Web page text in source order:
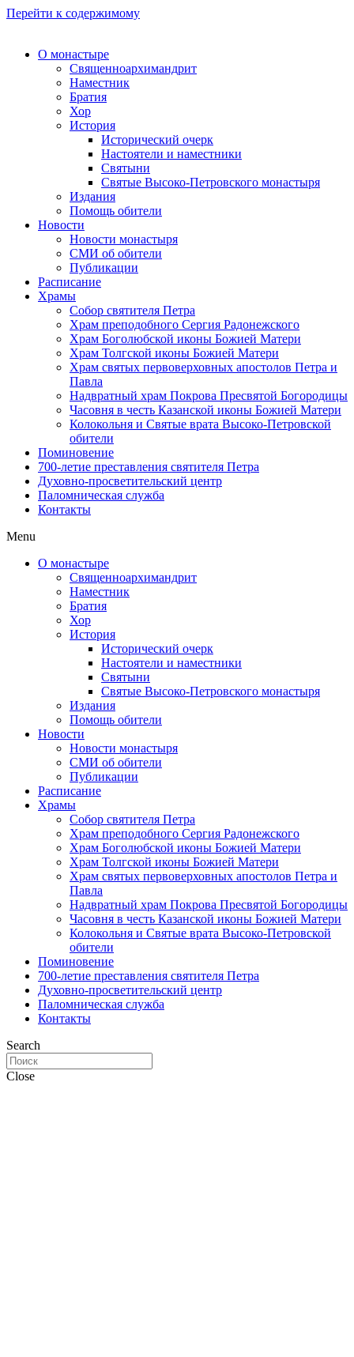
Перейти к содержимому
О монастыре
Священноархимандрит
Наместник
Братия
Хор
История
Исторический очерк
Настоятели и наместники
Святыни
Святые Высоко-Петровского монастыря
Издания
Помощь обители
Новости
Новости монастыря
СМИ об обители
Публикации
Расписание
Храмы
Собор святителя Петра
Храм преподобного Сергия Радонежского
Храм Боголюбской иконы Божией Матери
Храм Толгской иконы Божией Матери
Храм святых первоверховных апостолов Петра и
Павла
Надвратный храм Покрова Пресвятой Богородицы
Часовня в честь Казанской иконы Божией Матери
Колокольня и Святые врата Высоко-Петровской
обители
Поминовение
700-летие преставления святителя Петра
Духовно-просветительский центр
Паломническая служба
Контакты
Menu
О монастыре
Священноархимандрит
Наместник
Братия
Хор
История
Исторический очерк
Настоятели и наместники
Святыни
Святые Высоко-Петровского монастыря
Издания
Помощь обители
Новости
Новости монастыря
СМИ об обители
Публикации
Расписание
Храмы
Собор святителя Петра
Храм преподобного Сергия Радонежского
Храм Боголюбской иконы Божией Матери
Храм Толгской иконы Божией Матери
Храм святых первоверховных апостолов Петра и
Павла
Надвратный храм Покрова Пресвятой Богородицы
Часовня в честь Казанской иконы Божией Матери
Колокольня и Святые врата Высоко-Петровской
обители
Поминовение
700-летие преставления святителя Петра
Духовно-просветительский центр
Паломническая служба
Контакты
Search
Close